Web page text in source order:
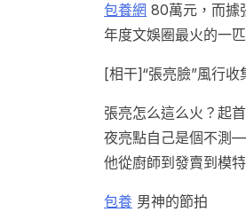
包養網 80萬元，而據
年度文娛圈最火的一
[相干]“張亮臉”風行
張亮怎么這么火？起
夜亮點自己是個不測
他從廚師到發賣到模
包養 男神的節拍